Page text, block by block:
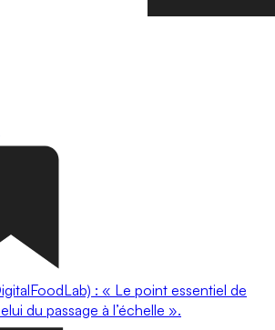
: « Le point essentiel de
du passage à l’échelle ».